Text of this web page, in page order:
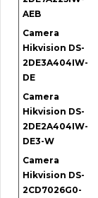
AEB
Camera
Hikvision DS-
2DE3A404IW-
DE
Camera
Hikvision DS-
2DE2A404IW-
DE3-W
Camera
Hikvision DS-
2CD7026G0-